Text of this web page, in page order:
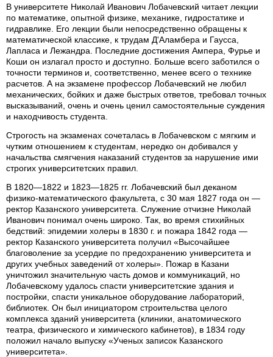
В университете Николай Иванович Лобачевский читает лекции
по математике, опытной физике, механике, гидростатике и
гидравлике. Его лекции были непосредственно обращены к
математической классике, к трудам Д'Аламбера и Гаусса,
Лапласа и Лежандра. Последние достижения Ампеpa, Фурье и
Коши он излагал просто и доступно. Больше всего заботился о
точности терминов и, соответственно, менее всего о технике
расчетов. А на экзамене профессор Лобачевский не любил
механических, бойких и даже быстрых ответов, требовал точных
высказываний, очень и очень ценил самостоятельные суждения
и находчивость студента.
Строгость на экзаменах сочеталась в Лобачевском с мягким и
чутким отношением к студентам, нередко он добивался у
начальства смягчения наказаний студентов за нарушение ими
строгих университетских правил.
В 1820—1822 и 1823—1825 гг. Лобачевский был деканом
физико-математического факультета, с 30 мая 1827 года он —
ректор Казанского университета. Служение отчизне Николай
Иванович понимал очень широко. Так, во время стихийных
бедствий: эпидемии холеры в 1830 г. и пожара 1842 года —
ректор Казанского университета получил «Высочайшее
благоволение за усердие по предохранению университета и
других учебных заведений от холеры». Пожар в Казани
уничтожил значительную часть домов и коммуникаций, но
Лобачевскому удалось спасти университетские здания и
постройки, спасти уникальное оборудование лабораторий,
библиотек. Он был инициатором строительства целого
комплекса зданий университета (клиники, анатомического
театра, физического и химического кабинетов), в 1834 году
положил начало выпуску «Ученых записок Казанского
университета».